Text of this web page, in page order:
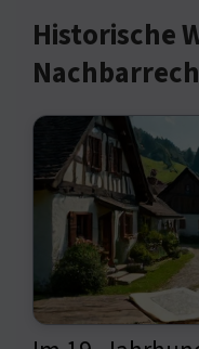
Historische